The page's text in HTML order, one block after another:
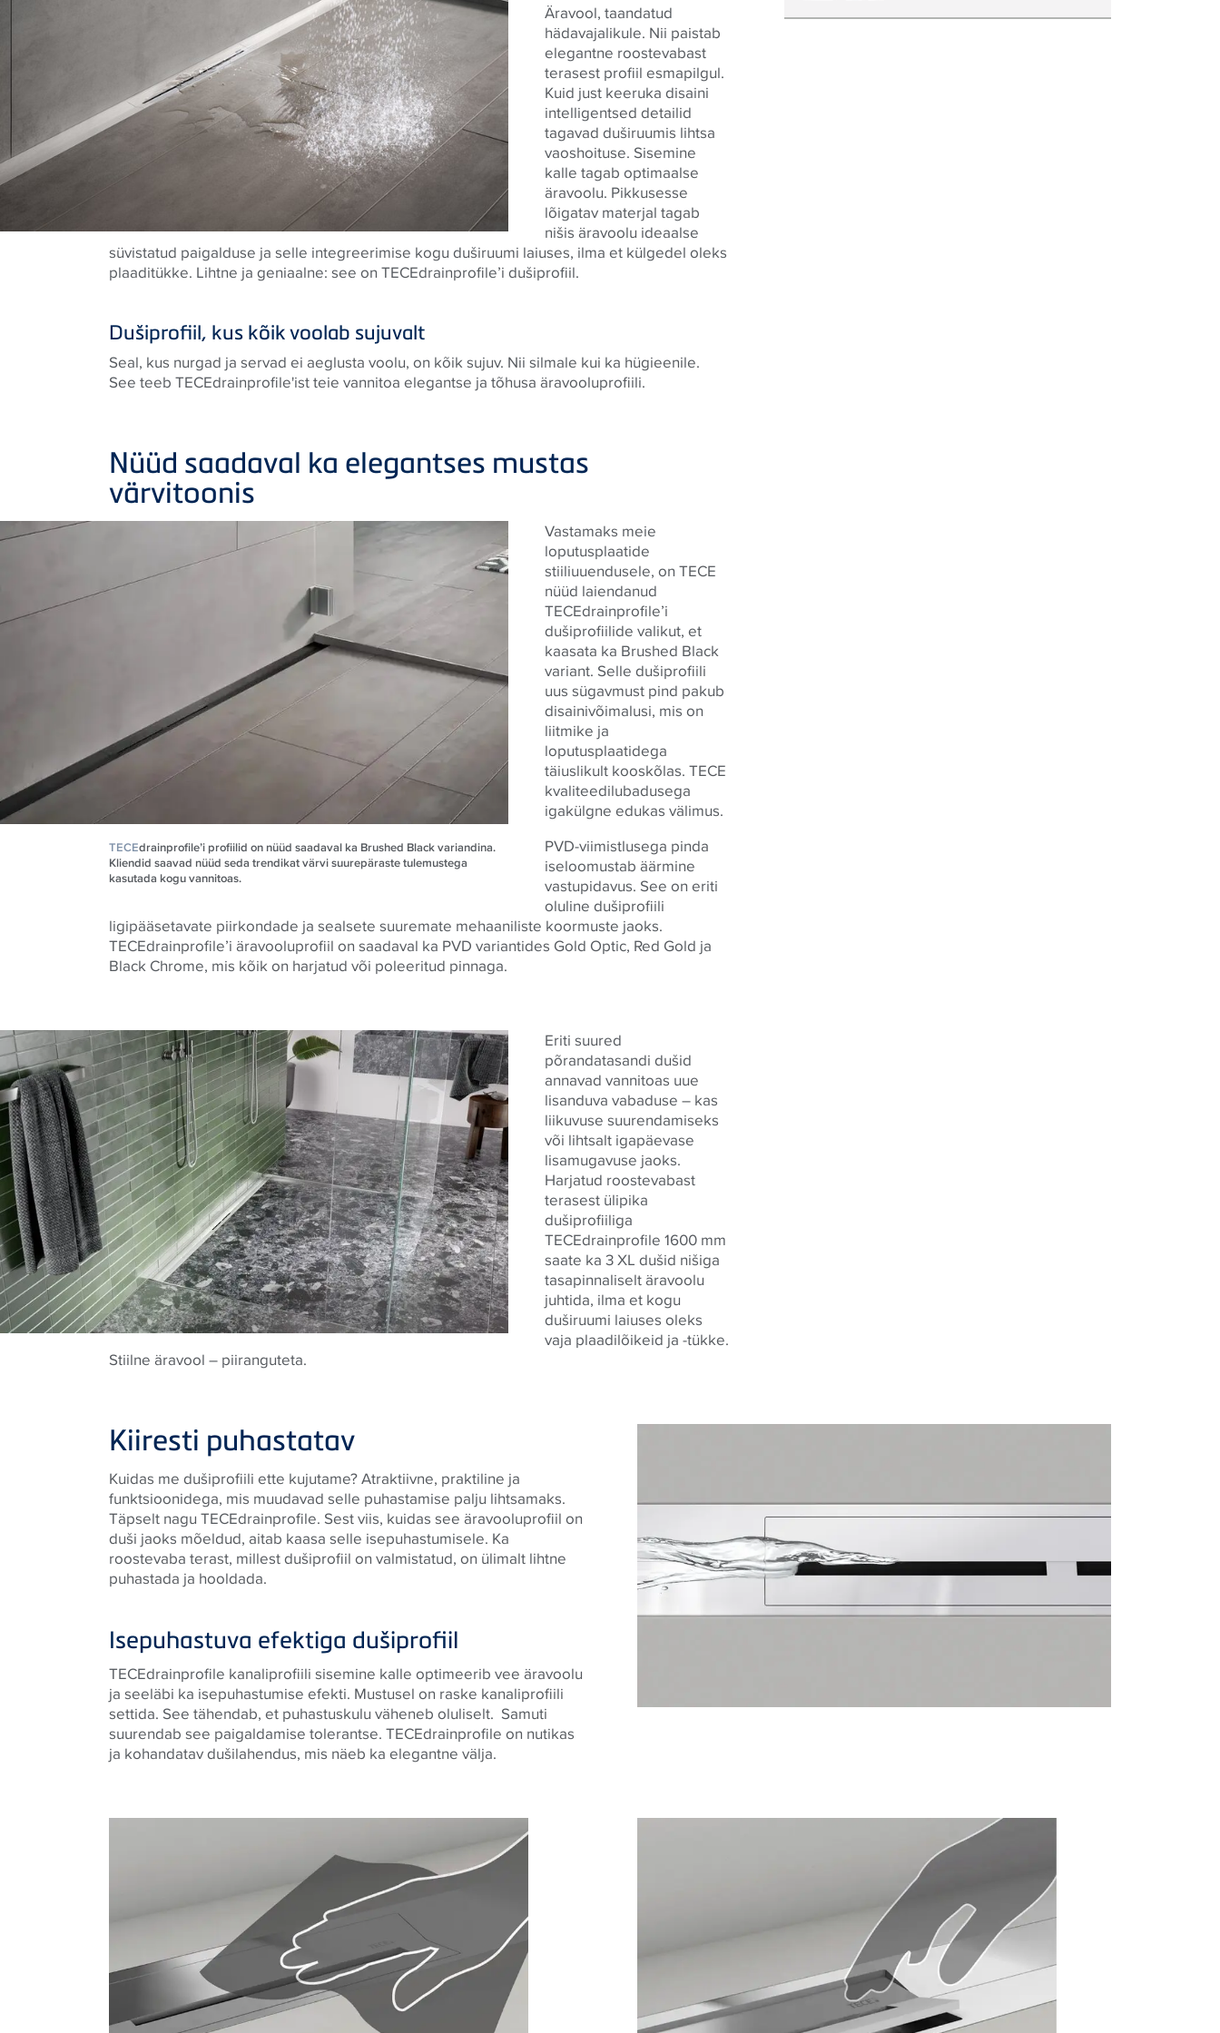
Äravool, taandatud
hädavajalikule. Nii paistab
elegantne roostevabast
terasest profiil esmapilgul.
Kuid just keeruka disaini
intelligentsed detailid
tagavad duširuumis lihtsa
vaoshoituse. Sisemine
kalle tagab optimaalse
äravoolu. Pikkusesse
lõigatav materjal tagab
nišis äravoolu ideaalse
süvistatud paigalduse ja selle integreerimise kogu duširuumi laiuses, ilma et külgedel oleks
plaaditükke. Lihtne ja geniaalne: see on TECEdrainprofile’i dušiprofiil.
Dušiprofiil, kus kõik voolab sujuvalt
Seal, kus nurgad ja servad ei aeglusta voolu, on kõik sujuv. Nii silmale kui ka hügieenile.
See teeb TECEdrainprofile'ist teie vannitoa elegantse ja tõhusa äravooluprofiili.
Nüüd saadaval ka elegantses mustas
värvitoonis
TECEdrainprofile’i profiilid on nüüd saadaval ka Brushed Black variandina.
Kliendid saavad nüüd seda trendikat värvi suurepäraste tulemustega
kasutada kogu vannitoas.
Vastamaks meie
loputusplaatide
stiiliuuendusele, on TECE
nüüd laiendanud
TECEdrainprofile’i
dušiprofiilide valikut, et
kaasata ka Brushed Black
variant. Selle dušiprofiili
uus sügavmust pind pakub
disainivõimalusi, mis on
liitmike ja
loputusplaatidega
täiuslikult kooskõlas. TECE
kvaliteedilubadusega
igakülgne edukas välimus.
PVD-viimistlusega pinda
iseloomustab äärmine
vastupidavus. See on eriti
oluline dušiprofiili
ligipääsetavate piirkondade ja sealsete suuremate mehaaniliste koormuste jaoks.
TECEdrainprofile’i äravooluprofiil on saadaval ka PVD variantides Gold Optic, Red Gold ja
Black Chrome, mis kõik on harjatud või poleeritud pinnaga.
Eriti suured
põrandatasandi dušid
annavad vannitoas uue
lisanduva vabaduse – kas
liikuvuse suurendamiseks
või lihtsalt igapäevase
lisamugavuse jaoks.
Harjatud roostevabast
terasest ülipika
dušiprofiiliga
TECEdrainprofile 1600 mm
saate ka 3 XL dušid nišiga
tasapinnaliselt äravoolu
juhtida, ilma et kogu
duširuumi laiuses oleks
vaja plaadilõikeid ja -tükke.
Stiilne äravool – piiranguteta.
Kiiresti puhastatav
Kuidas me dušiprofiili ette kujutame? Atraktiivne, praktiline ja
funktsioonidega, mis muudavad selle puhastamise palju lihtsamaks.
Täpselt nagu TECEdrainprofile. Sest viis, kuidas see äravooluprofiil on
duši jaoks mõeldud, aitab kaasa selle isepuhastumisele. Ka
roostevaba terast, millest dušiprofiil on valmistatud, on ülimalt lihtne
puhastada ja hooldada.
Isepuhastuva efektiga dušiprofiil
TECEdrainprofile kanaliprofiili sisemine kalle optimeerib vee äravoolu
ja seeläbi ka isepuhastumise efekti. Mustusel on raske kanaliprofiili
settida. See tähendab, et puhastuskulu väheneb oluliselt. Samuti
suurendab see paigaldamise tolerantse. TECEdrainprofile on nutikas
ja kohandatav dušilahendus, mis näeb ka elegantne välja.